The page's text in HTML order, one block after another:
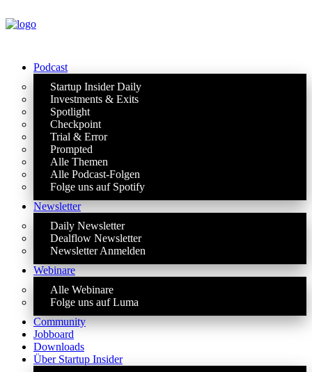
Podcast
Startup Insider Daily
Investments & Exits
Spotlight
Checkpoint
Trial & Error
Prompted
Alle Themen
Alle Podcast-Folgen
Folge uns auf Spotify
Newsletter
Daily Newsletter
Dealflow Newsletter
Newsletter Anmelden
Webinare
Alle Webinare
Folge uns auf Luma
Community
Jobboard
Downloads
Über Startup Insider